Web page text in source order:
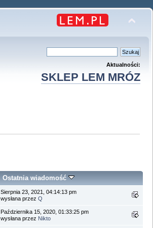
Aktualności:
SKLEP LEM MRÓZ
Ostatnia wiadomość
Sierpnia 23, 2021, 04:14:13 pm
wysłana przez Q
Października 15, 2020, 01:33:25 pm
wysłana przez Nikto